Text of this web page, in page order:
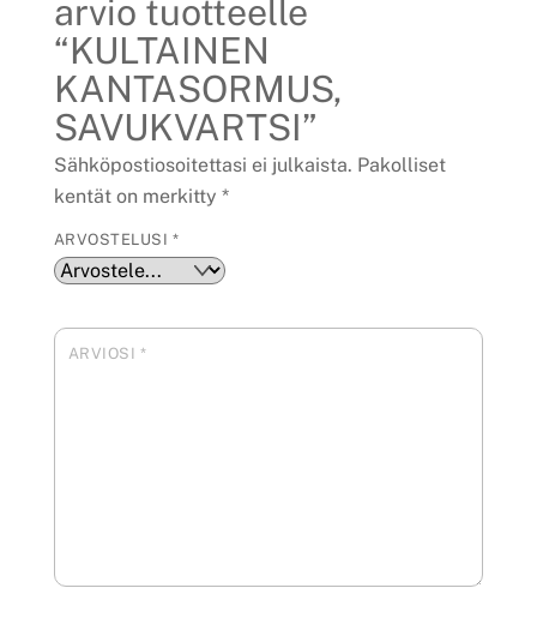
arvio tuotteelle
“KULTAINEN
KANTASORMUS,
SAVUKVARTSI”
Sähköpostiosoitettasi ei julkaista. Pakolliset
kentät on merkitty *
ARVOSTELUSI *
ARVIOSI *